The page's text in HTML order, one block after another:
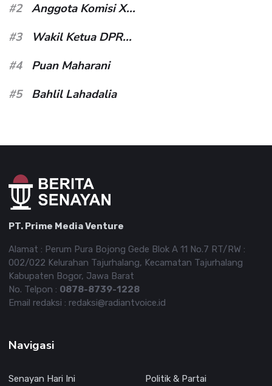
#2
Anggota Komisi X...
#3
Wakil Ketua DPR...
#4
Puan Maharani
#5
Bahlil Lahadalia
PT. Prime Media Venture
Alamat : Perum Pura Bojong Gede Blok A 11 No.7 RT/RW :
002/022 Kelurahan Tajurhalang, Kecamatan Tajurhalang
Kabupaten Bogor, Jawa Barat
No. Telpon : 0878-8739-1228
Email redaksi : redaksi@radiantvoice.id
Navigasi
Senayan Hari Ini
Politik & Partai